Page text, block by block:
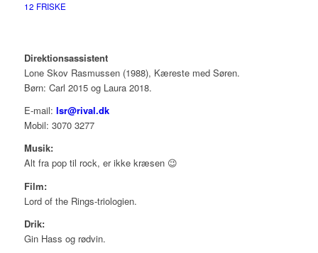
12 FRISKE
Direktionsassistent
Lone Skov Rasmussen (1988), Kæreste med Søren.
Børn: Carl 2015 og Laura 2018.
E-mail: lsr@rival.dk
Mobil: 3070 3277
Musik:
Alt fra pop til rock, er ikke kræsen 😉
Film:
Lord of the Rings-triologien.
Drik:
Gin Hass og rødvin.